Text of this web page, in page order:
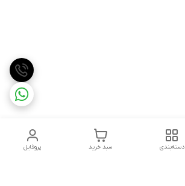
پروفایل سبد خرید دسته‌بندی